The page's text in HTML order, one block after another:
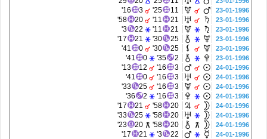
23-01-1996
11
25'
3
16'
23-01-1996
21
11'
20
58'
23-01-1996
21
11'
22
3'
23-01-1996
25
30'
21
17'
23-01-1996
25
30'
0
41'
23-01-1996
2
35'
0
41'
24-01-1996
3
16'
12
13'
24-01-1996
3
16'
0
41'
24-01-1996
3
16'
25
33'
24-01-1996
3
16'
2
36'
24-01-1996
20
58'
21
17'
24-01-1996
20
58'
25
33'
24-01-1996
20
58'
20
23'
24-01-1996
22
3'
21
17'